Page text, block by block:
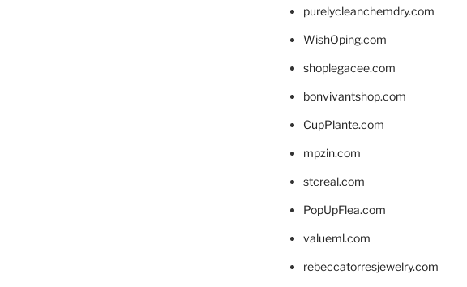
purelycleanchemdry.com
WishOping.com
shoplegacee.com
bonvivantshop.com
CupPlante.com
mpzin.com
stcreal.com
PopUpFlea.com
valueml.com
rebeccatorresjewelry.com